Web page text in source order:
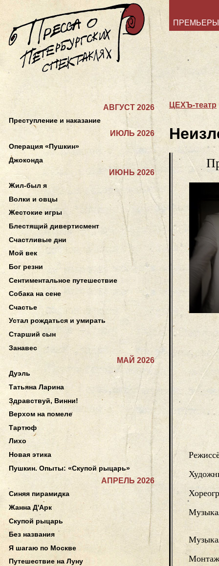
ПРЕМЬЕРЫ
ЦЕХЪ-театр
Монтаж
АВГУСТ 2026
Преступление и наказание
ИЮЛЬ 2026
Операция «Пушкин»
Джоконда
ИЮНЬ 2026
Жил-был я
Волки и овцы
Жестокие игры
Блестящий дивертисмент
Счастливые дни
Мой век
Бог резни
Сентиментальное путешествие
Собака на сене
Счастье
Устал рождаться и умирать
Старший сын
Занавес
МАЙ 2026
Дуэль
Татьяна Ларина
Здравствуй, Винни!
Верхом на помеле
Тартюф
Лихо
Новая этика
Пушкин. Опыты: «Скупой рыцарь»
АПРЕЛЬ 2026
Синяя пирамидка
Жанна Д'Арк
Скупой рыцарь
Без названия
Я шагаю по Москве
Путешествие на Луну